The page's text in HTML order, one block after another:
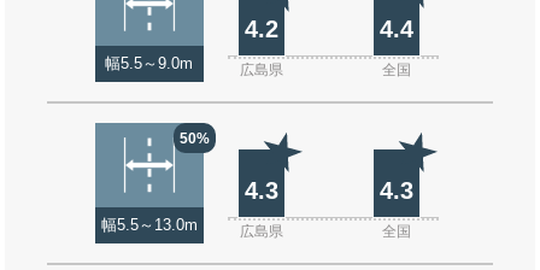
幅5.5～9.0m
4.2 4.4
広島県 全国
50%
幅5.5～13.0m
4.3 4.3
広島県 全国